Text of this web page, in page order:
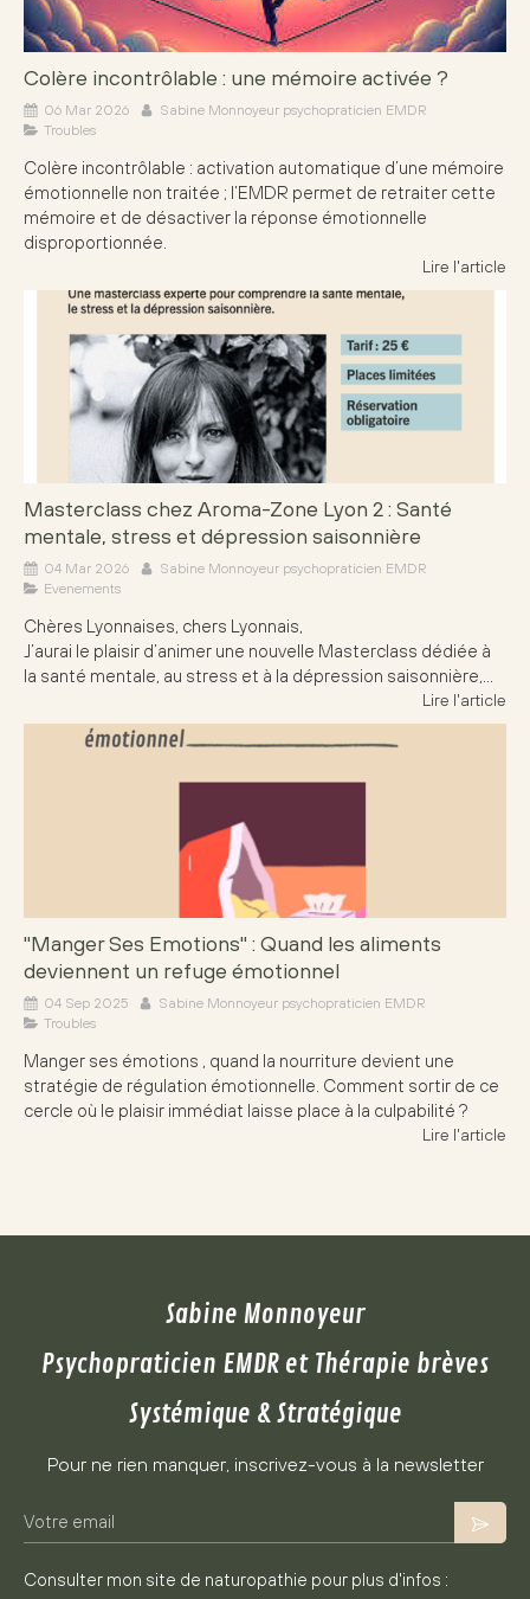
Colère incontrôlable : une mémoire activée ?
06 Mar 2026
Sabine Monnoyeur psychopraticien EMDR
Troubles
Colère incontrôlable : activation automatique d’une mémoire
émotionnelle non traitée ; l’EMDR permet de retraiter cette
mémoire et de désactiver la réponse émotionnelle
disproportionnée.
Lire l'article
Masterclass chez Aroma-Zone Lyon 2 : Santé
mentale, stress et dépression saisonnière
04 Mar 2026
Sabine Monnoyeur psychopraticien EMDR
Evenements
Chères Lyonnaises, chers Lyonnais,
J’aurai le plaisir d’animer une nouvelle Masterclass dédiée à
la santé mentale, au stress et à la dépression saisonnière,...
Lire l'article
"Manger Ses Emotions" : Quand les aliments
deviennent un refuge émotionnel
04 Sep 2025
Sabine Monnoyeur psychopraticien EMDR
Troubles
Manger ses émotions , quand la nourriture devient une
stratégie de régulation émotionnelle. Comment sortir de ce
cercle où le plaisir immédiat laisse place à la culpabilité ?
Lire l'article
Sabine Monnoyeur
Psychopraticien EMDR et Thérapie brèves
Systémique & Stratégique
Pour ne rien manquer, inscrivez-vous à la newsletter
Consulter mon site de naturopathie pour plus d'infos :